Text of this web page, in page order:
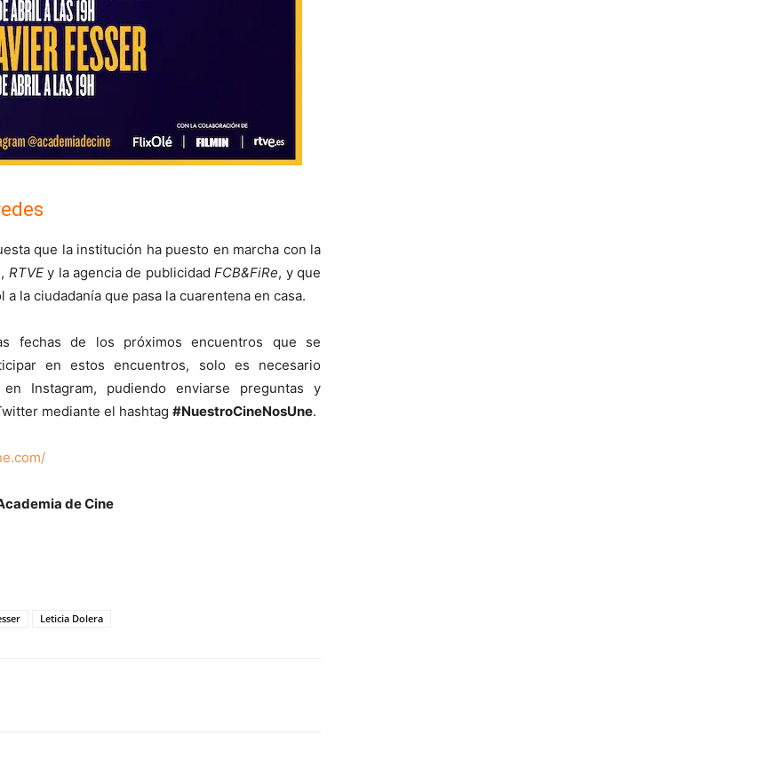
que la institución ha puesto en marcha con la
, RTVEy la agencia de publicidadFCB&FiRe, y que
la ciudadanía que pasa la cuarentena en casa.
fechas de los próximos encuentros que se
en estos encuentros, solo es necesario
Instagram, pudiendo enviarse preguntas y
mediante el hashtag #NuestroCineNosUne.
de Cine
Leticia Dolera